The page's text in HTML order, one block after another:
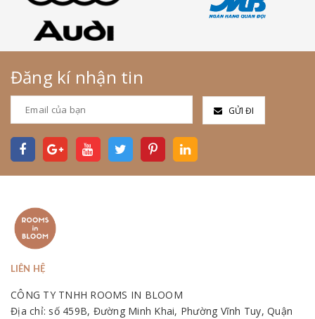
Đăng kí nhận tin
GỬI ĐI
LIÊN HỆ
CÔNG TY TNHH ROOMS IN BLOOM
Địa chỉ: số 459B, Đường Minh Khai, Phường Vĩnh Tuy, Quận